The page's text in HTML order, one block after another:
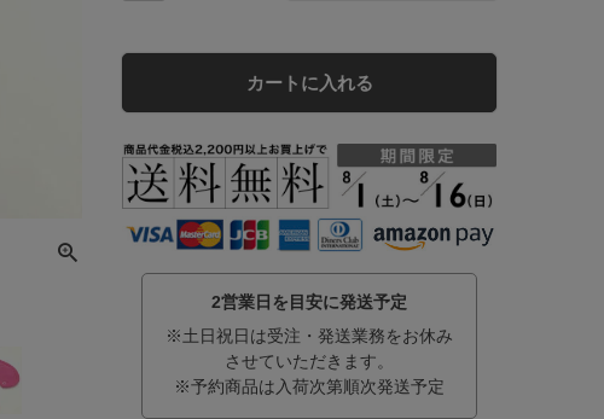
カートに入れる
2営業日を目安に発送予定
※土日祝日は受注・発送業務をお休み
させていただきます。
※予約商品は入荷次第順次発送予定